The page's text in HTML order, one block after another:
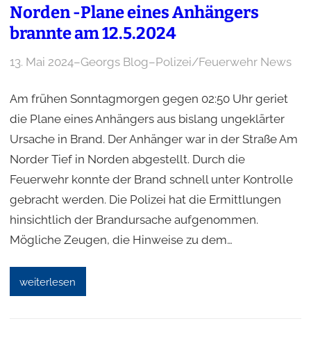
Norden -Plane eines Anhängers
brannte am 12.5.2024
13. Mai 2024–Georgs Blog–Polizei/Feuerwehr News
Am frühen Sonntagmorgen gegen 02:50 Uhr geriet
die Plane eines Anhängers aus bislang ungeklärter
Ursache in Brand. Der Anhänger war in der Straße Am
Norder Tief in Norden abgestellt. Durch die
Feuerwehr konnte der Brand schnell unter Kontrolle
gebracht werden. Die Polizei hat die Ermittlungen
hinsichtlich der Brandursache aufgenommen.
Mögliche Zeugen, die Hinweise zu dem…
weiterlesen